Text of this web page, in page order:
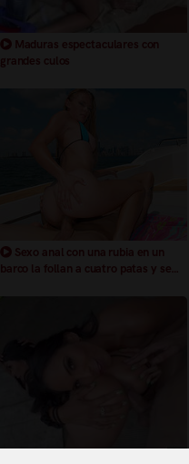
Maduras espectaculares con
grandes culos
Sexo anal con una rubia en un
barco la follan a cuatro patas y se